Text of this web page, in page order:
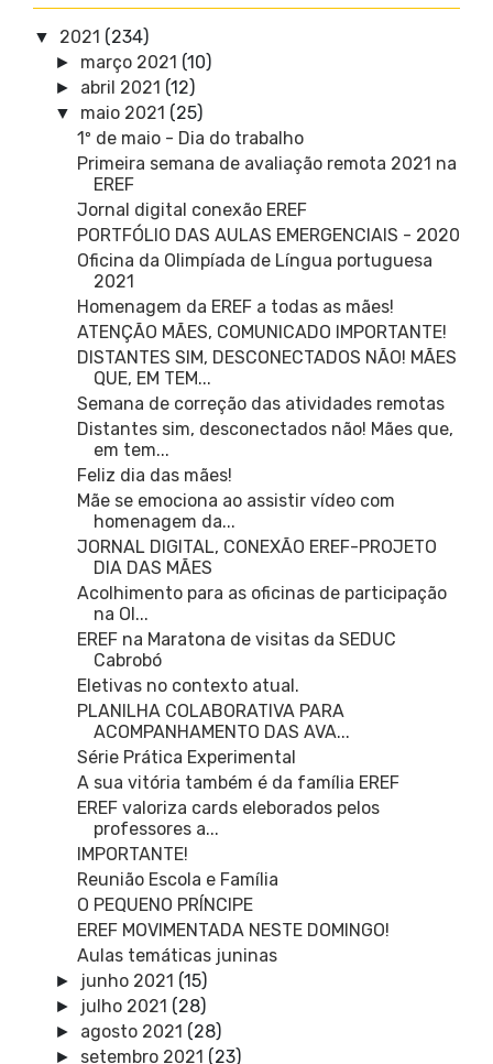
▼ 2021 (234)
► março 2021 (10)
► abril 2021 (12)
▼ maio 2021 (25)
1º de maio - Dia do trabalho
Primeira semana de avaliação remota 2021 na
EREF
Jornal digital conexão EREF
PORTFÓLIO DAS AULAS EMERGENCIAIS - 2020
Oficina da Olimpíada de Língua portuguesa
2021
Homenagem da EREF a todas as mães!
ATENÇÃO MÃES, COMUNICADO IMPORTANTE!
DISTANTES SIM, DESCONECTADOS NÃO! MÃES
QUE, EM TEM...
Semana de correção das atividades remotas
Distantes sim, desconectados não! Mães que,
em tem...
Feliz dia das mães!
Mãe se emociona ao assistir vídeo com
homenagem da...
JORNAL DIGITAL, CONEXÃO EREF-PROJETO
DIA DAS MÃES
Acolhimento para as oficinas de participação
na Ol...
EREF na Maratona de visitas da SEDUC
Cabrobó
Eletivas no contexto atual.
PLANILHA COLABORATIVA PARA
ACOMPANHAMENTO DAS AVA...
Série Prática Experimental
A sua vitória também é da família EREF
EREF valoriza cards eleborados pelos
professores a...
IMPORTANTE!
Reunião Escola e Família
O PEQUENO PRÍNCIPE
EREF MOVIMENTADA NESTE DOMINGO!
Aulas temáticas juninas
► junho 2021 (15)
► julho 2021 (28)
► agosto 2021 (28)
► setembro 2021 (23)